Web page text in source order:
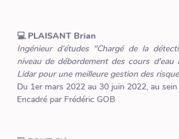
💻 PLAISANT Brian
Ingénieur d’études "Chargé de la
niveau de débordement des cours d'eau
Lidar pour une meilleure gestion des
Du 1er mars 2022 au 30 juin 2022, au
Encadré par Frédéric GOB